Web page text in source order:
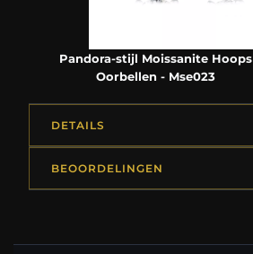
Pandora-stijl Moissanite Hoops
Oorbellen - Mse023
DETAILS
BEOORDELINGEN